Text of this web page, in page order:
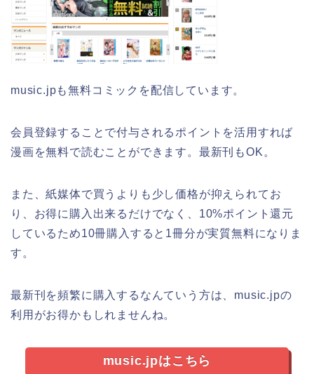
music.jpも無料コミックを配信しています。
会員登録することで付与されるポイントを活用すれば
漫画を無料で読むことができます。最新刊もOK。
また、紙媒体で買うよりも少し価格が抑えられてお
り、お得に購入出来るだけでなく、10%ポイント還元
しているため10冊購入すると1冊分が実質無料になりま
す。
最新刊を頻繁に購入するなんていう方は、music.jpの
利用がお得かもしれませんね。
music.jpはこちら